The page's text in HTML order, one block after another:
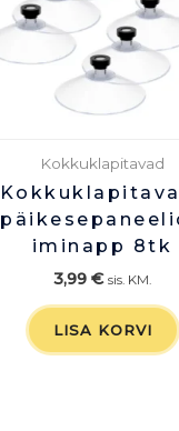
Kokkuklapitavad
iminapp 8tk
3,99€ sis. KM.
LISA KORVI